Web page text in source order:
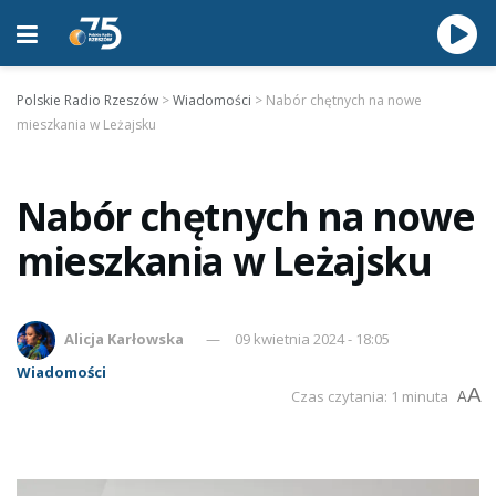
Polskie Radio Rzeszów >Wiadomości > Nabór chętnych na nowe
mieszkania w Leżajsku
Nabór chętnych na nowe
mieszkania w Leżajsku
Alicja Karłowska
09 kwietnia 2024 - 18:05
Wiadomości
Czas czytania: 1 minuta AA